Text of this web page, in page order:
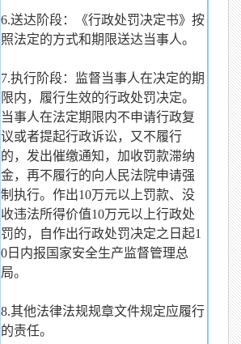
6.送达阶段：《行政处罚决定书》按
照法定的方式和期限送达当事人。
7.执行阶段：监督当事人在决定的期
限内，履行生效的行政处罚决定。
当事人在法定期限内不申请行政复
议或者提起行政诉讼，又不履行
的，发出催缴通知，加收罚款滞纳
金，再不履行的向人民法院申请强
制执行。作出10万元以上罚款、没
收违法所得价值10万元以上行政处
罚的，自作出行政处罚决定之日起1
0日内报国家安全生产监督管理总
局。
8.其他法律法规规章文件规定应履行
的责任。